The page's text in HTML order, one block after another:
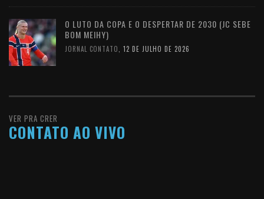
O LUTO DA COPA E O DESPERTAR DE 2030 (JC SEBE
BOM MEIHY)
JORNAL CONTATO 12 DE JULHO DE 2026
VER PRA CRER
CONTATO AO VIVO